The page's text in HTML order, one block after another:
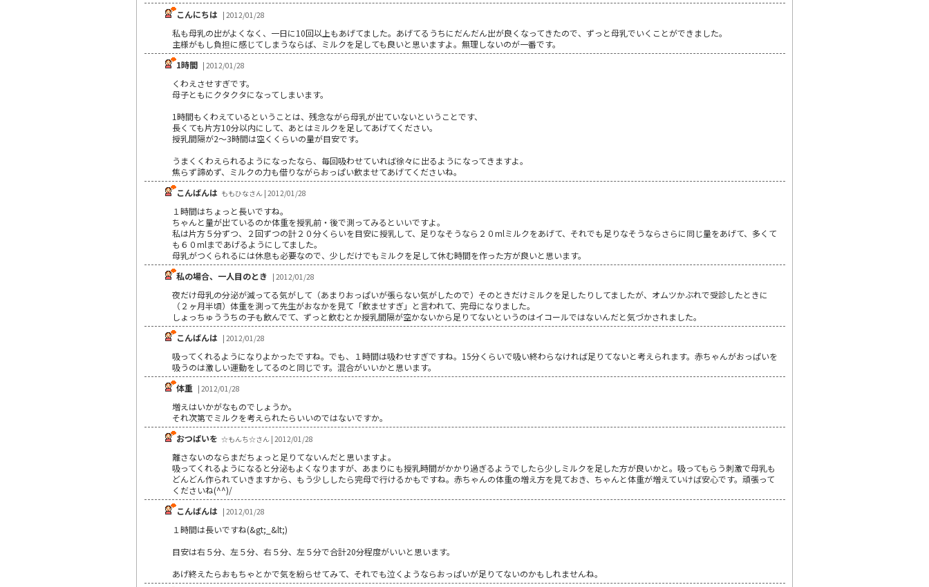
こんにちは | 2012/01/28
私も母乳の出がよくなく、一日に10回以上もあげてました。あげてるうちにだんだん出が良くなってきたので、ずっと母乳でいくことができました。
主様がもし負担に感じてしまうならば、ミルクを足しても良いと思いますよ。無理しないのが一番です。
1時間 | 2012/01/28
くわえさせすぎです。
母子ともにクタクタになってしまいます。
1時間もくわえているということは、残念ながら母乳が出ていないということです、
長くても片方10分以内にして、あとはミルクを足してあげてください。
授乳間隔が2～3時間は空くくらいの量が目安です。
うまくくわえられるようになったなら、毎回吸わせていれば徐々に出るようになってきますよ。
焦らず諦めず、ミルクの力も借りながらおっぱい飲ませてあげてくださいね。
こんばんは ももひなさん | 2012/01/28
１時間はちょっと長いですね。
ちゃんと量が出ているのか体重を授乳前・後で測ってみるといいですよ。
私は片方５分ずつ、２回ずつの計２０分くらいを目安に授乳して、足りなそうなら２０mlミルクをあげて、それでも足りなそうならさらに同じ量をあげて、多くて
も６０mlまであげるようにしてました。
母乳がつくられるには休息も必要なので、少しだけでもミルクを足して休む時間を作った方が良いと思います。
私の場合、一人目のとき | 2012/01/28
夜だけ母乳の分泌が減ってる気がして（あまりおっぱいが張らない気がしたので）そのときだけミルクを足したりしてましたが、オムツかぶれで受診したときに
（２ヶ月半頃）体重を測って先生がおなかを見て「飲ませすぎ」と言われて、完母になりました。
しょっちゅううちの子も飲んでて、ずっと飲むとか授乳間隔が空かないから足りてないというのはイコールではないんだと気づかされました。
こんばんは | 2012/01/28
吸ってくれるようになりよかったですね。でも、１時間は吸わせすぎですね。15分くらいで吸い終わらなければ足りてないと考えられます。赤ちゃんがおっぱいを
吸うのは激しい運動をしてるのと同じです。混合がいいかと思います。
体重 | 2012/01/28
増えはいかがなものでしょうか。
それ次第でミルクを考えられたらいいのではないですか。
おつぱいを ☆もんち☆さん | 2012/01/28
離さないのならまだちょっと足りてないんだと思いますよ。
吸ってくれるようになると分泌もよくなりますが、あまりにも授乳時間がかかり過ぎるようでしたら少しミルクを足した方が良いかと。吸ってもらう刺激で母乳も
どんどん作られていきますから、もう少ししたら完母で行けるかもですね。赤ちゃんの体重の増え方を見ておき、ちゃんと体重が増えていけば安心です。頑張って
くださいね(^^)/
こんばんは | 2012/01/28
１時間は長いですね(&gt;_&lt;)
目安は右５分、左５分、右５分、左５分で合計20分程度がいいと思います。
あげ終えたらおもちゃとかで気を紛らせてみて、それでも泣くようならおっぱいが足りてないのかもしれませんね。